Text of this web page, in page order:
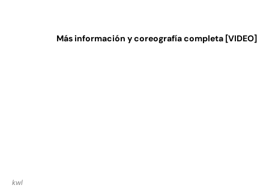
Más información y coreografía completa [VIDEO]
kwl